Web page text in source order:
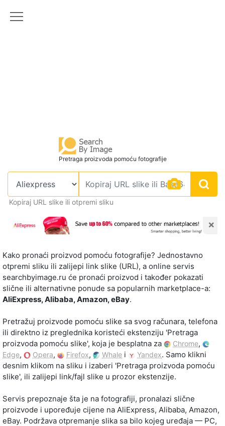
Pretraga proizvoda pomoću fotografije
Kopiraj URL slike ili otpremi sliku
×
Kako pronaći proizvod pomoću fotografije? Jednostavno
otpremi sliku ili zalijepi link slike (URL), a online servis
searchbyimage.ru će pronaći proizvod i također pokazati
slične ili alternativne ponude sa popularnih marketplace-a:
AliExpress, Alibaba, Amazon, eBay.
Pretražuj proizvode pomoću slike sa svog računara, telefona
ili direktno iz preglednika koristeći ekstenziju 'Pretraga
proizvoda pomoću slike', koja je besplatna za
Chrome,
Edge, Opera, Firefox, Whale i Yandex. Samo klikni
desnim klikom na sliku i izaberi 'Pretraga proizvoda pomoću
slike', ili zalijepi link/fajl slike u prozor ekstenzije.
Servis prepoznaje šta je na fotografiji, pronalazi slične
proizvode i upoređuje cijene na AliExpress, Alibaba, Amazon,
eBay. Podržava otpremanje slika sa bilo kojeg uređaja — PC,